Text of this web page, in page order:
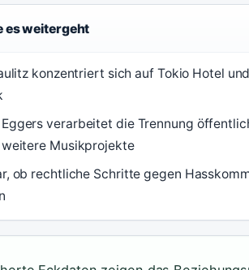
es weitergeht
konzentriert sich auf Tokio Hotel
verarbeitet die Trennung
Musikprojekte
ob rechtliche Schritte gegen